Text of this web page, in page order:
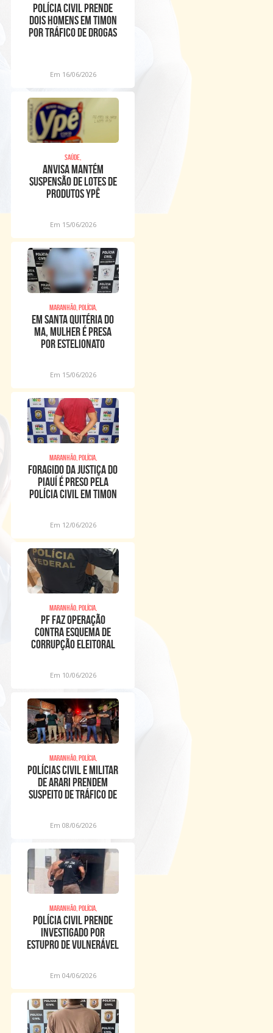
POLÍCIA CIVIL PRENDE
DOIS HOMENS EM TIMON
POR TRÁFICO DE DROGAS
Em 16/06/2026
Saúde,
Anvisa mantém
suspensão de lotes de
produtos Ypê
Em 15/06/2026
Maranhão, Polícia,
EM SANTA QUITÉRIA DO
MA, MULHER É PRESA
POR ESTELIONATO
Em 15/06/2026
Maranhão, Polícia,
FORAGIDO DA JUSTIÇA DO
PIAUÍ É PRESO PELA
POLÍCIA CIVIL EM TIMON
Em 12/06/2026
Maranhão, Polícia,
PF faz operação
contra esquema de
corrupção eleitoral
Em 10/06/2026
Maranhão, Polícia,
POLÍCIAS CIVIL E MILITAR
DE ARARI PRENDEM
SUSPEITO DE TRÁFICO DE
Em 08/06/2026
Maranhão, Polícia,
POLÍCIA CIVIL PRENDE
INVESTIGADO POR
ESTUPRO DE VULNERÁVEL
Em 04/06/2026